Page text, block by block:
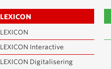
LEXICON
LEXICON
LEXICON Interactive
LEXICON Digitalisering